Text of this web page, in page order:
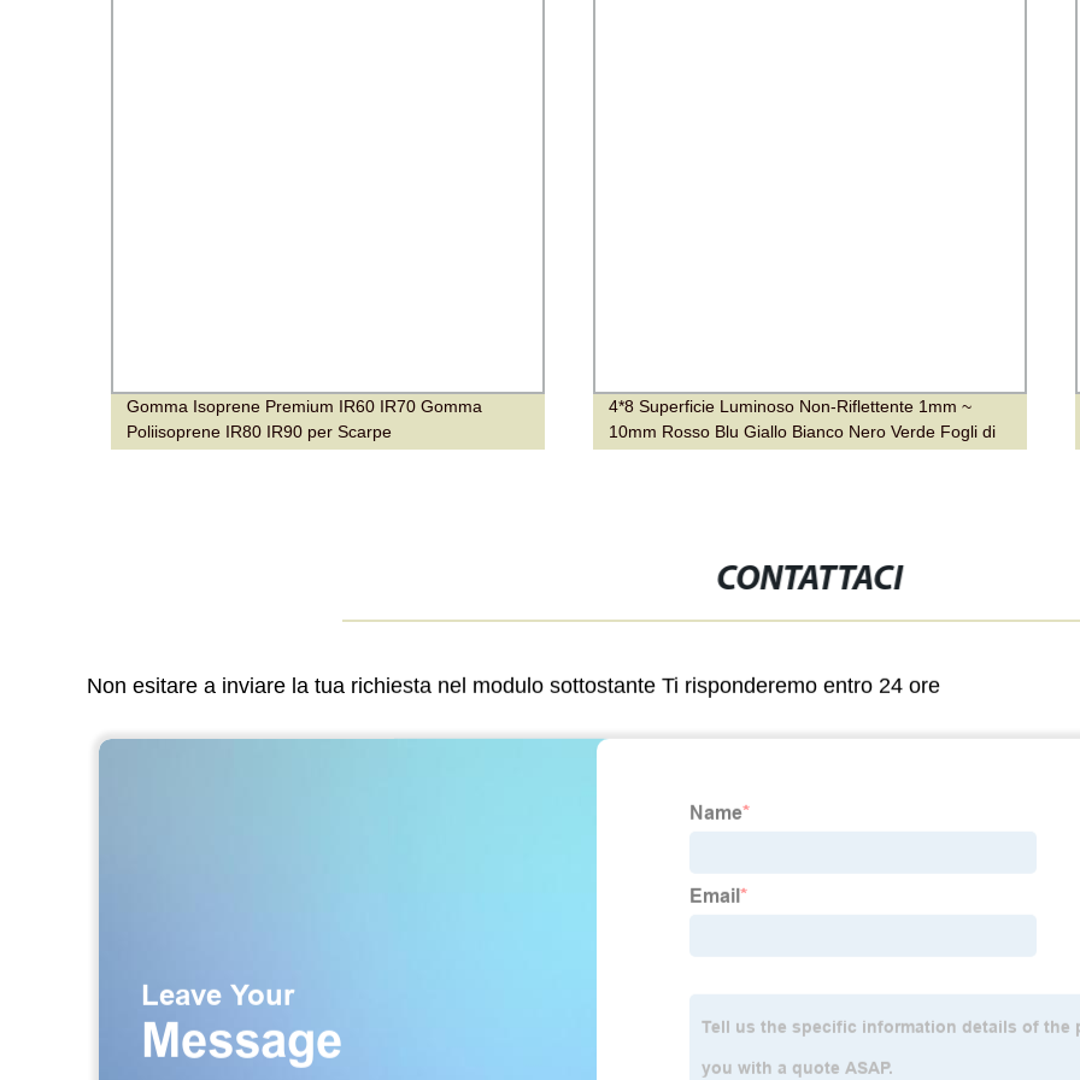
Gomma Isoprene Premium IR60 IR70 Gomma
Poliisoprene IR80 IR90 per Scarpe
4*8 Superficie Luminoso Non-Riflettente 1mm ~
10mm Rosso Blu Giallo Bianco Nero Verde Fogli di
CONTATTACI
Non esitare a inviare la tua richiesta nel modulo sottostante Ti risponderemo entro 24 ore